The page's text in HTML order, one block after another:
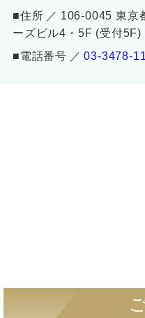
■住所 ／ 106-0045 東京
ーズビル4・5F (受付5F)
■電話番号 ／03-3478-